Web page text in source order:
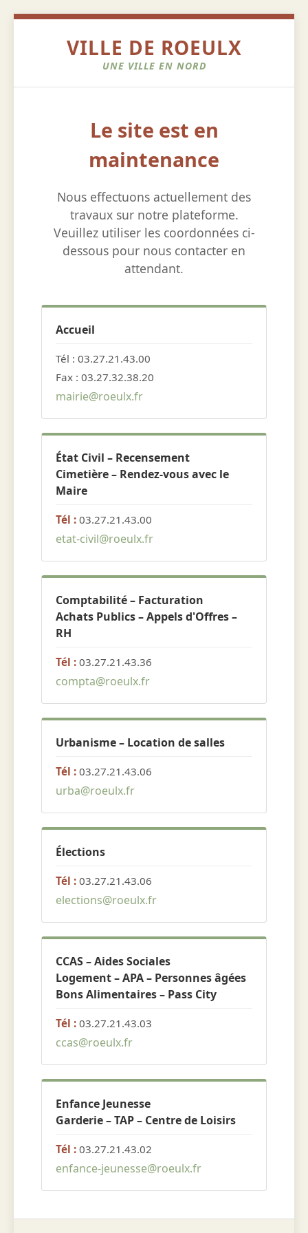
VILLE DE ROEULX
UNE VILLE EN NORD
Le site est en
maintenance
Nous effectuons actuellement des
travaux sur notre plateforme.
Veuillez utiliser les coordonnées ci-
dessous pour nous contacter en
attendant.
Accueil
Tél : 03.27.21.43.00
Fax : 03.27.32.38.20
mairie@roeulx.fr
État Civil – Recensement
Cimetière – Rendez-vous avec le
Maire
Tél : 03.27.21.43.00
etat-civil@roeulx.fr
Comptabilité – Facturation
Achats Publics – Appels d'Offres –
RH
Tél : 03.27.21.43.36
compta@roeulx.fr
Urbanisme – Location de salles
Tél : 03.27.21.43.06
urba@roeulx.fr
Élections
Tél : 03.27.21.43.06
elections@roeulx.fr
CCAS – Aides Sociales
Logement – APA – Personnes âgées
Bons Alimentaires – Pass City
Tél : 03.27.21.43.03
ccas@roeulx.fr
Enfance Jeunesse
Garderie – TAP – Centre de Loisirs
Tél : 03.27.21.43.02
enfance-jeunesse@roeulx.fr